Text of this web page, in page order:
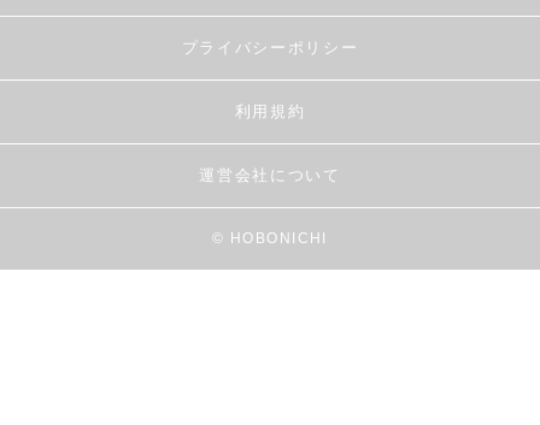
プライバシーポリシー
利用規約
運営会社について
© HOBONICHI